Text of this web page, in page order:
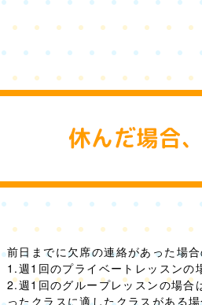
前日までに欠席の連絡があった場
1.週1回のプライベートレッスンの
2.週1回のグループレッスンの場
ったクラスに適したクラスがある